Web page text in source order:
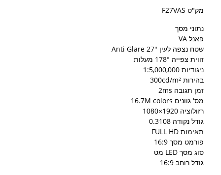
FULL
פאנל
VA
מק"ט F27VAS
נתוני מסך
פאנל VA
שטח נצפה לעין "27 Anti Glare
זווית צפייה 178° מעלות
ניגודיות 1:5,000,000
בהירות 300cd/m²
זמן תגובה 2ms
מס' גוונים 16.7M colors
רזולוציה 1920×1080
גודל נקודה 0.3108
תאימות FULL HD
פורמט מסך 16:9
סוג מסך LED מט
גודל רוחב 16:9